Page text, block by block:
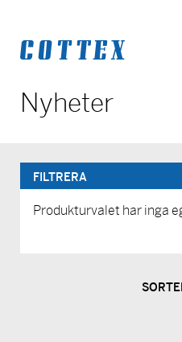
Nyheter
FILTRERA
Produkturvalet har inga